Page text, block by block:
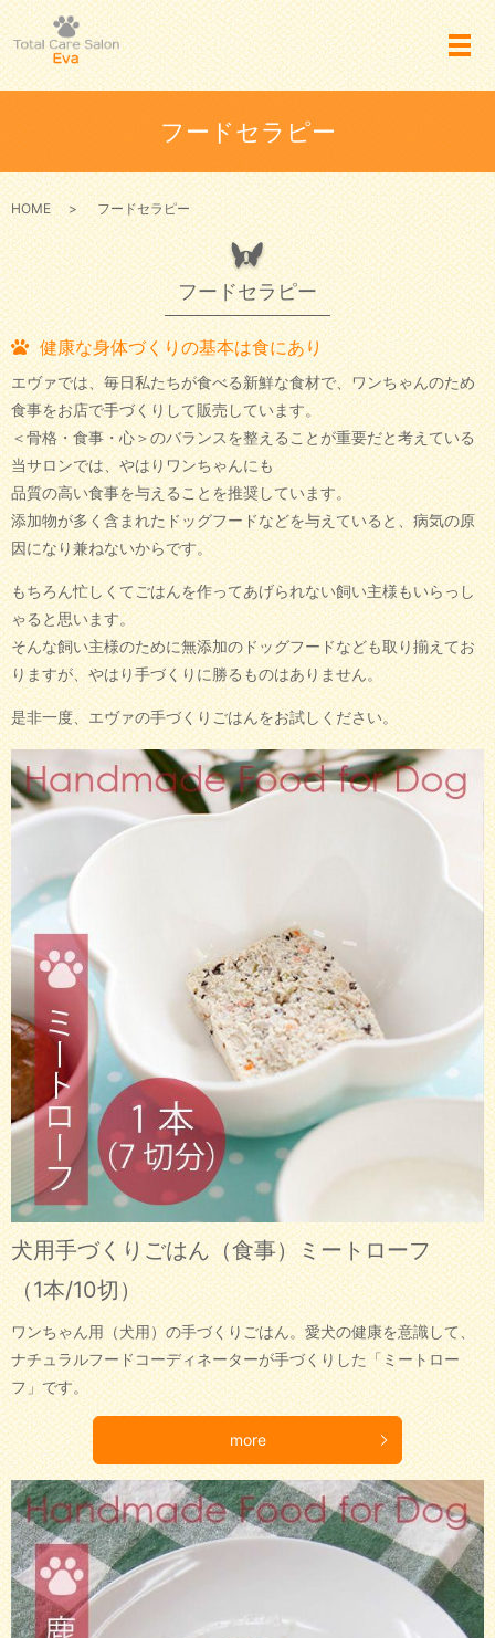
メ
フードセラピー
HOME フードセラピー
フードセラピー
健康な身体づくりの基本は食にあり
エヴァでは、毎日私たちが食べる新鮮な食材で、ワンちゃんのため
食事をお店で手づくりして販売しています。
＜骨格・食事・心＞のバランスを整えることが重要だと考えている
当サロンでは、やはりワンちゃんにも
品質の高い食事を与えることを推奨しています。
添加物が多く含まれたドッグフードなどを与えていると、病気の原
因になり兼ねないからです。
もちろん忙しくてごはんを作ってあげられない飼い主様もいらっし
ゃると思います。
そんな飼い主様のために無添加のドッグフードなども取り揃えてお
りますが、やはり手づくりに勝るものはありません。
是非一度、エヴァの手づくりごはんをお試しください。
犬用手づくりごはん（食事）ミートローフ
（1本/10切）
ワンちゃん用（犬用）の手づくりごはん。愛犬の健康を意識して、
ナチュラルフードコーディネーターが手づくりした「ミートロー
フ」です。
more